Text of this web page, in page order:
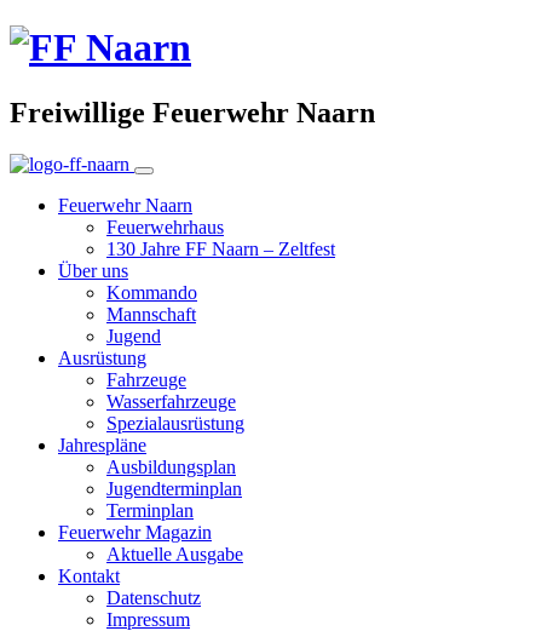
Freiwillige Feuerwehr Naarn
Feuerwehr Naarn
Feuerwehrhaus
130 Jahre FF Naarn – Zeltfest
Über uns
Kommando
Mannschaft
Jugend
Ausrüstung
Fahrzeuge
Wasserfahrzeuge
Spezialausrüstung
Jahrespläne
Ausbildungsplan
Jugendterminplan
Terminplan
Feuerwehr Magazin
Aktuelle Ausgabe
Kontakt
Datenschutz
Impressum